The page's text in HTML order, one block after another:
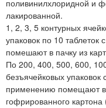
поливинилхлоридной и
лакированной.
1, 2, 3, 5 контурных
упаковок по 10
помешают в пачку из
По 200, 400, 500, 600,
безъячейковых
применению помещают в
гофрированного